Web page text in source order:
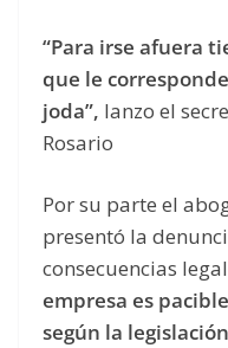
“Para irse afuera
que le
joda”, lanzo el
Rosario
Por su parte el
presentó la
consecuencias
empresa es
según la